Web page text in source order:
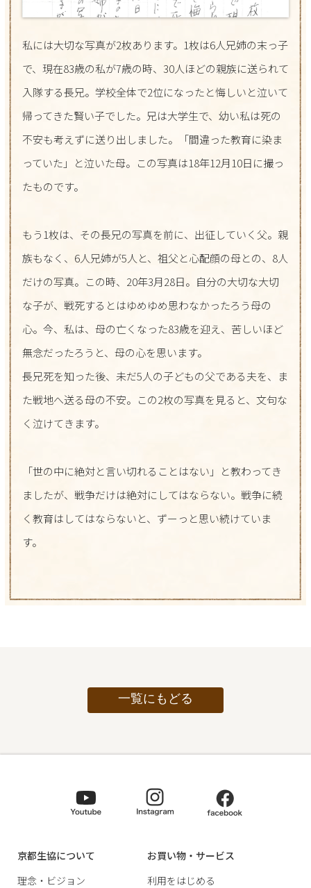
私には大切な写真が2枚あります。1枚は6人兄姉の末っ子
で、現在83歳の私が7歳の時、30人ほどの親族に送られて
入隊する長兄。学校全体で2位になったと悔しいと泣いて
帰ってきた賢い子でした。兄は大学生で、幼い私は死の
不安も考えずに送り出しました。「間違った教育に染ま
っていた」と泣いた母。この写真は18年12月10日に撮っ
たものです。
もう1枚は、その長兄の写真を前に、出征していく父。親
族もなく、6人兄姉が5人と、祖父と心配顔の母との、8人
だけの写真。この時、20年3月28日。自分の大切な大切
な子が、戦死するとはゆめゆめ思わなかったろう母の
心。今、私は、母の亡くなった83歳を迎え、苦しいほど
無念だったろうと、母の心を思います。
長兄死を知った後、未だ5人の子どもの父である夫を、ま
た戦地へ送る母の不安。この2枚の写真を見ると、文句な
く泣けてきます。
「世の中に絶対と言い切れることはない」と教わってき
ましたが、戦争だけは絶対にしてはならない。戦争に続
く教育はしてはならないと、ずーっと思い続けていま
す。
一覧にもどる
京都生協について
理念・ビジョン
お買い物・サービス
利用をはじめる